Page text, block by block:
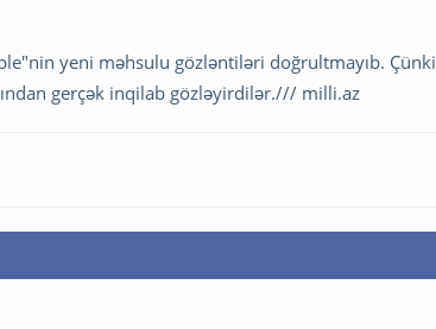
yeni məhsulu gözləntiləri doğrultmayıb. Çünki
gerçək inqilab gözləyirdilər./// milli.az